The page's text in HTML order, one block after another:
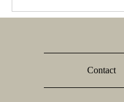
Contact